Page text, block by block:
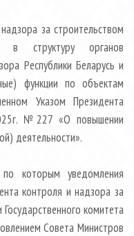
за строительством
структуру органов
Республики Беларусь и
функции по объектам
Указом Президента
№227 «О повышении
деятельности».
по которым уведомления
контроля и надзора за
комитета
Совета Министров